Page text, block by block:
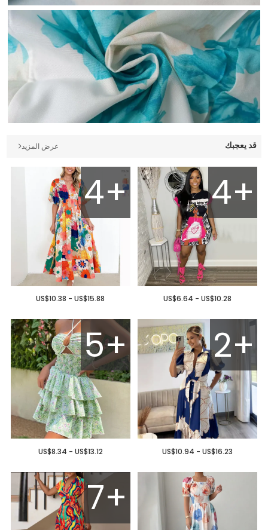
قد يعجبك عرض المزيد
4+
US$6.64 - US$10.28
4+
US$10.38 - US$15.88
2+
US$10.94 - US$16.23
5+
US$8.34 - US$13.12
7+